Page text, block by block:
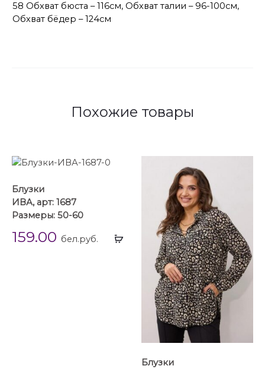
58 Обхват бюста – 116см, Обхват талии – 96-100см,
Обхват бёдер – 124см
Похожие товары
Выбрать
Блузки
ИВА, арт: 1687
Размеры: 50-60
159.00 бел.руб.
Блузки